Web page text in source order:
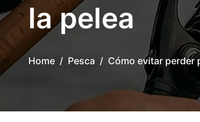
la pelea
Home Pesca Cómo evitar perder